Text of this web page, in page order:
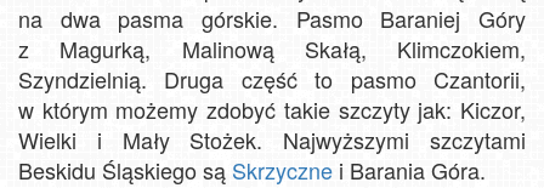
na dwa pasma górskie. Pasmo Baraniej Góry
z Magurką, Malinową Skałą, Klimczokiem,
Szyndzielnią. Druga część to pasmo Czantorii,
w którym możemy zdobyć takie szczyty jak: Kiczor,
Wielki i Mały Stożek. Najwyższymi szczytami
Beskidu Śląskiego są Skrzyczne i Barania Góra.